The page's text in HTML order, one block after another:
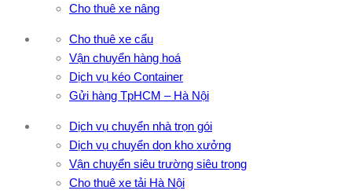
Cho thuê xe nâng
Cho thuê xe cẩu
Vận chuyển hàng hoá
Dịch vụ kéo Container
Gửi hàng TpHCM – Hà Nội
Dịch vụ chuyển nhà trọn gói
Dịch vụ chuyển dọn kho xưởng
Vận chuyển siêu trường siêu trọng
Cho thuê xe tải Hà Nội